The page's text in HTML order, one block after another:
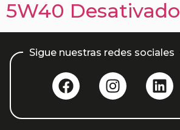
5W40 Desativado
Sigue nuestras redes sociales